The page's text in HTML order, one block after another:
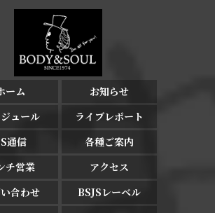
ーム
お知らせ
ュール
ライブレポート
通信
各種ご案内
チ営業
アクセス
合わせ
BSJSレーベル